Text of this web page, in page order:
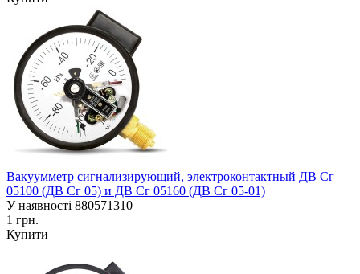
Вакуумметр сигнализирующий, электроконтактный ДВ Сг
05100 (ДВ Сг 05) и ДВ Сг 05160 (ДВ Сг 05-01)
У наявності 880571310
1 грн.
Купити